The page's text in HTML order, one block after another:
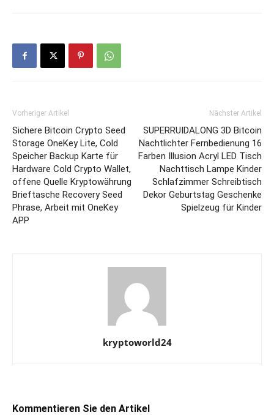
Vorheriger Artikel
Sichere Bitcoin Crypto Seed
Storage OneKey Lite, Cold
Speicher Backup Karte für
Hardware Cold Crypto Wallet,
offene Quelle Kryptowährung
Brieftasche Recovery Seed
Phrase, Arbeit mit OneKey
APP
Nächster Artikel
SUPERRUIDALONG 3D Bitcoin
Nachtlichter Fernbedienung 16
Farben Illusion Acryl LED Tisch
Nachttisch Lampe Kinder
Schlafzimmer Schreibtisch
Dekor Geburtstag Geschenke
Spielzeug für Kinder
kryptoworld24
Kommentieren Sie den Artikel